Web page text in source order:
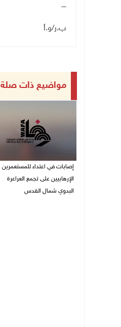
ــــ
ب.ر/و.أ
مواضيع ذات صلة
إصابات في اعتداء للمستعمرين
الإرهابيين على تجمع العراعرة
البدوي شمال القدس